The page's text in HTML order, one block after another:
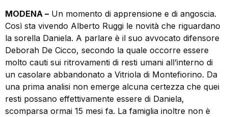
MODENA – Un momento di apprensione e di angoscia.
Così sta vivendo Alberto Ruggi le novità che riguardano
la sorella Daniela. A parlare è il suo avvocato difensore
Deborah De Cicco, secondo la quale occorre essere
molto cauti sui ritrovamenti di resti umani all’interno di
un casolare abbandonato a Vitriola di Montefiorino. Da
una prima analisi non emerge alcuna certezza che quei
resti possano effettivamente essere di Daniela,
scomparsa ormai 15 mesi fa. La famiglia inoltre non è